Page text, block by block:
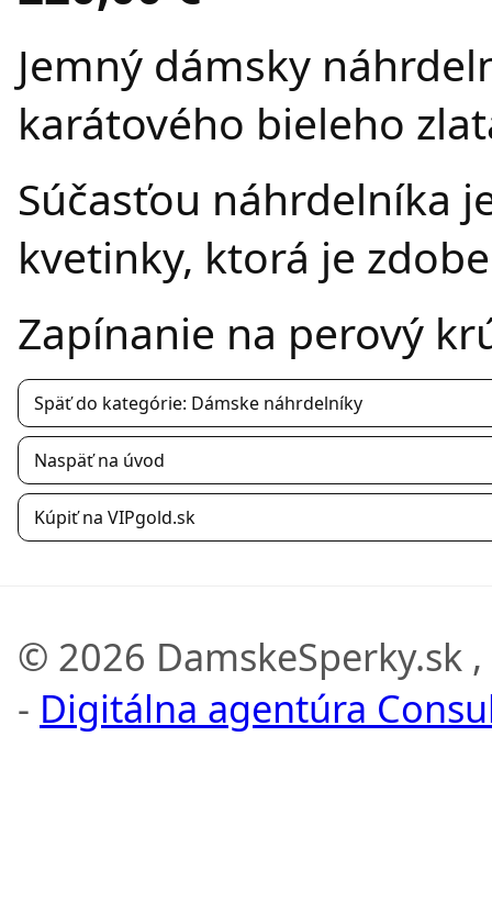
Jemný dámsky
karátového bieleho
Súčasťou náhrdelníka
kvetinky, ktorá je
Zapínanie na perový
Späť do kategórie: Dámske náhrdelníky
Naspäť na úvod
Kúpiť na VIPgold.sk
© 2026 DamskeSperky.sk
- Digitálna agentúra